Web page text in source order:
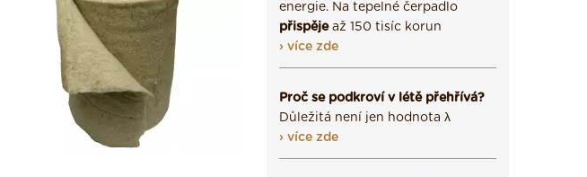
energie. Na tepelné čerpadlo
přispějeaž 150 tisíc korun
› více zde
Proč se podkroví v létě přehřívá?
Důležitá není jen hodnota λ
› více zde